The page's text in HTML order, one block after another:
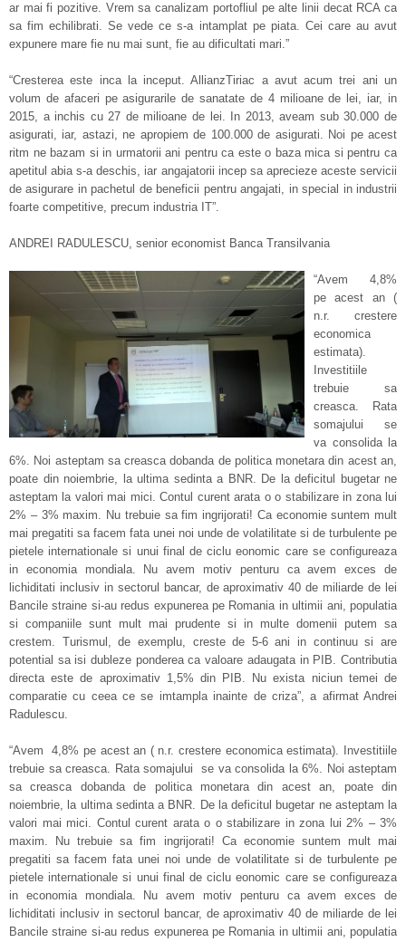
ar mai fi pozitive. Vrem sa canalizam portofliul pe alte linii decat RCA ca
sa fim echilibrati. Se vede ce s-a intamplat pe piata. Cei care au avut
expunere mare fie nu mai sunt, fie au dificultati mari.”
“Cresterea este inca la inceput. AllianzTiriac a avut acum trei ani un
volum de afaceri pe asigurarile de sanatate de 4 milioane de lei, iar, in
2015, a inchis cu 27 de milioane de lei. In 2013, aveam sub 30.000 de
asigurati, iar, astazi, ne apropiem de 100.000 de asigurati. Noi pe acest
ritm ne bazam si in urmatorii ani pentru ca este o baza mica si pentru ca
apetitul abia s-a deschis, iar angajatorii incep sa aprecieze aceste servicii
de asigurare in pachetul de beneficii pentru angajati, in special in industrii
foarte competitive, precum industria IT”.
ANDREI RADULESCU, senior economist Banca Transilvania
“Avem 4,8%
pe acest an (
n.r. crestere
economica
estimata).
Investitiile
trebuie sa
creasca. Rata
somajului se
va consolida la
6%. Noi asteptam sa creasca dobanda de politica monetara din acest an,
poate din noiembrie, la ultima sedinta a BNR. De la deficitul bugetar ne
asteptam la valori mai mici. Contul curent arata o o stabilizare in zona lui
2% – 3% maxim. Nu trebuie sa fim ingrijorati! Ca economie suntem mult
mai pregatiti sa facem fata unei noi unde de volatilitate si de turbulente pe
pietele internationale si unui final de ciclu eonomic care se configureaza
in economia mondiala. Nu avem motiv penturu ca avem exces de
lichiditati inclusiv in sectorul bancar, de aproximativ 40 de miliarde de lei
Bancile straine si-au redus expunerea pe Romania in ultimii ani, populatia
si companiile sunt mult mai prudente si in multe domenii putem sa
crestem. Turismul, de exemplu, creste de 5-6 ani in continuu si are
potential sa isi dubleze ponderea ca valoare adaugata in PIB. Contributia
directa este de aproximativ 1,5% din PIB. Nu exista niciun temei de
comparatie cu ceea ce se imtampla inainte de criza”, a afirmat Andrei
Radulescu.
“Avem 4,8% pe acest an ( n.r. crestere economica estimata). Investitiile
trebuie sa creasca. Rata somajului se va consolida la 6%. Noi asteptam
sa creasca dobanda de politica monetara din acest an, poate din
noiembrie, la ultima sedinta a BNR. De la deficitul bugetar ne asteptam la
valori mai mici. Contul curent arata o o stabilizare in zona lui 2% – 3%
maxim. Nu trebuie sa fim ingrijorati! Ca economie suntem mult mai
pregatiti sa facem fata unei noi unde de volatilitate si de turbulente pe
pietele internationale si unui final de ciclu eonomic care se configureaza
in economia mondiala. Nu avem motiv penturu ca avem exces de
lichiditati inclusiv in sectorul bancar, de aproximativ 40 de miliarde de lei
Bancile straine si-au redus expunerea pe Romania in ultimii ani, populatia